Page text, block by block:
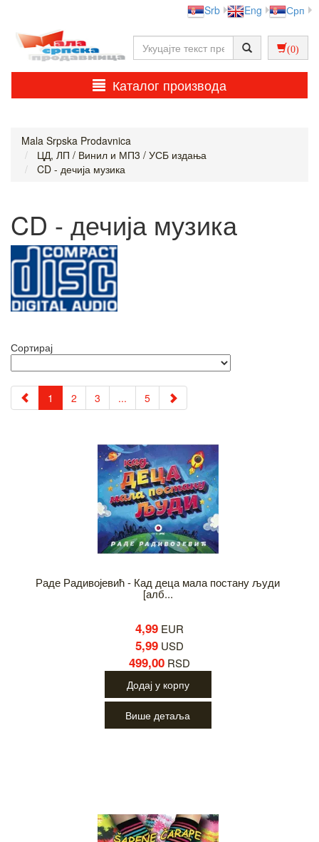
Srb Eng Срп
(0)
Каталог производа
Mala Srpska Prodavnica
ЦД, ЛП / Винил и МП3 / УСБ издања
CD - дечија музика
CD - дечија музика
Сортирај
1 2 3 ... 5
Раде Радивојевић - Кад деца мала постану људи
[алб...
4,99 EUR
5,99 USD
499,00 RSD
Додај у корпу
Више детаља